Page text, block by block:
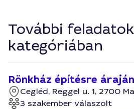
További
kategóriában
Rönkház építésre
Cegléd, Reggel u. 1, 2700
3 szakember válaszolt